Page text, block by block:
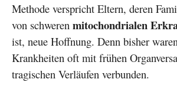
Methode verspricht Eltern, deren
von schweren mitochondrialen
ist, neue Hoffnung. Denn bisher
Krankheiten oft mit frühen
tragischen Verläufen verbunden.